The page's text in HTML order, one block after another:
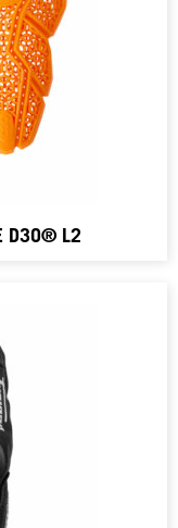
D3O® L2